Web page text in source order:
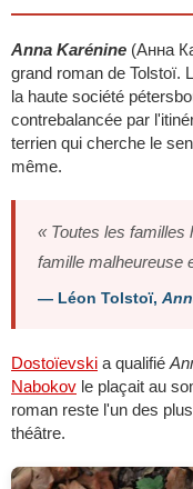
Anna Karénine (Анна
grand roman de Tolstoï.
la haute société
contrebalancée par
terrien qui cherche le
même.
« Toutes les familles
famille malheureuse
— Léon Tolstoï,
Dostoïevski a qualifié
Nabokov le plaçait au
roman reste l'un des
théâtre.